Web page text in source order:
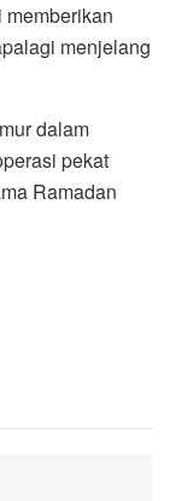
menjelang
dalam
pekat
Ramadan